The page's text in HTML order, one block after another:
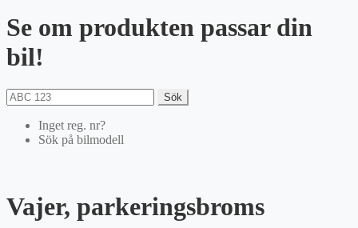
Se om produkten passar din
bil!
Sök
Inget reg. nr?
Sök på bilmodell
Vajer, parkeringsbroms